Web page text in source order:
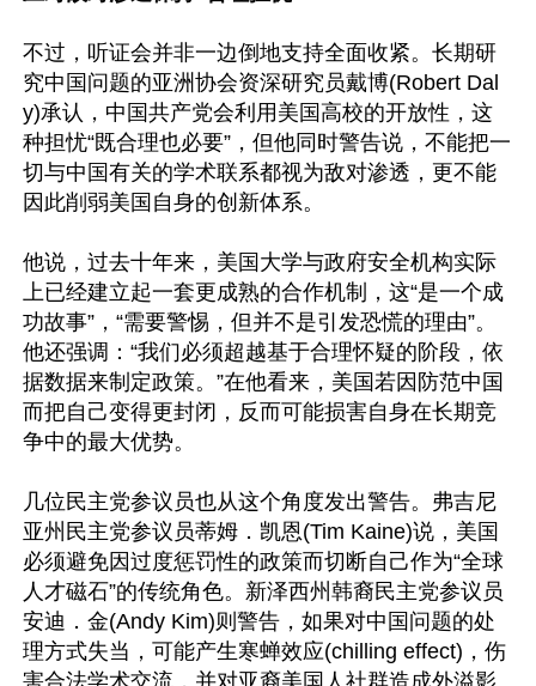
不过，听证会并非一边倒地支持全面收紧。长期研
究中国问题的亚洲协会资深研究员戴博(Robert Dal
y)承认，中国共产党会利用美国高校的开放性，这
种担忧“既合理也必要”，但他同时警告说，不能把一
切与中国有关的学术联系都视为敌对渗透，更不能
因此削弱美国自身的创新体系。
他说，过去十年来，美国大学与政府安全机构实际
上已经建立起一套更成熟的合作机制，这“是一个成
功故事”，“需要警惕，但并不是引发恐慌的理由”。
他还强调：“我们必须超越基于合理怀疑的阶段，依
据数据来制定政策。”在他看来，美国若因防范中国
而把自己变得更封闭，反而可能损害自身在长期竞
争中的最大优势。
几位民主党参议员也从这个角度发出警告。弗吉尼
亚州民主党参议员蒂姆．凯恩(Tim Kaine)说，美国
必须避免因过度惩罚性的政策而切断自己作为“全球
人才磁石”的传统角色。新泽西州韩裔民主党参议员
安迪．金(Andy Kim)则警告，如果对中国问题的处
理方式失当，可能产生寒蝉效应(chilling effect)，伤
害合法学术交流，并对亚裔美国人社群造成外溢影